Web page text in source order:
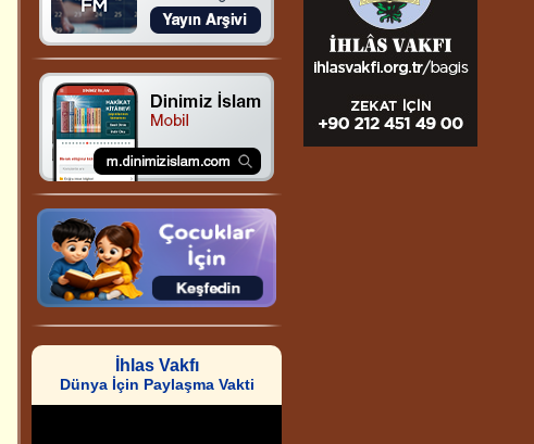
İhlas Vakfı
Dünya İçin Paylaşma Vakti